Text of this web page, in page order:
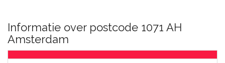
Informatie over postcode 1071 AH
Amsterdam